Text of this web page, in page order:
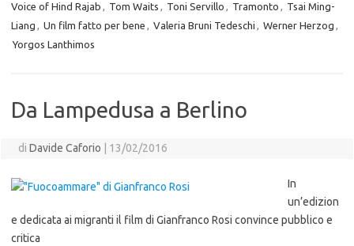
Voice of Hind Rajab , Tom Waits , Toni Servillo , Tramonto , Tsai Ming-
Liang , Un film fatto per bene , Valeria Bruni Tedeschi , Werner Herzog ,
Yorgos Lanthimos
Da Lampedusa a Berlino
di Davide Caforio 13/02/2016
In
un’edizion
e dedicata ai migranti il film di Gianfranco Rosi convince pubblico e
critica